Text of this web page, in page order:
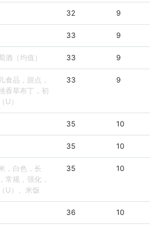
32 9
33 9
酒（均值） 33 9
食品，甜点，
香草布丁，初
U）
33 9
35 10
35 10
，白色，长
常规，强化，
U）、米饭
35 10
36 10